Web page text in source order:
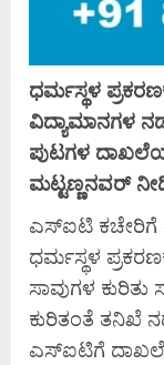
ಧರ್ಮಸ್ಥಳ
ವಿದ್ಯಾಮಾನಗಳ
ಪುಟಗಳ
ಮಟ್ಟಣ್ಣನವರ್
ಎಸ್ಐಟಿ ಕಚೇರಿಗೆ
ಧರ್ಮಸ್ಥಳ
ಸಾವುಗಳ
ಕುರಿತಂತೆ ತನಿಖೆ
ಎಸ್ಐಟಿಗೆ